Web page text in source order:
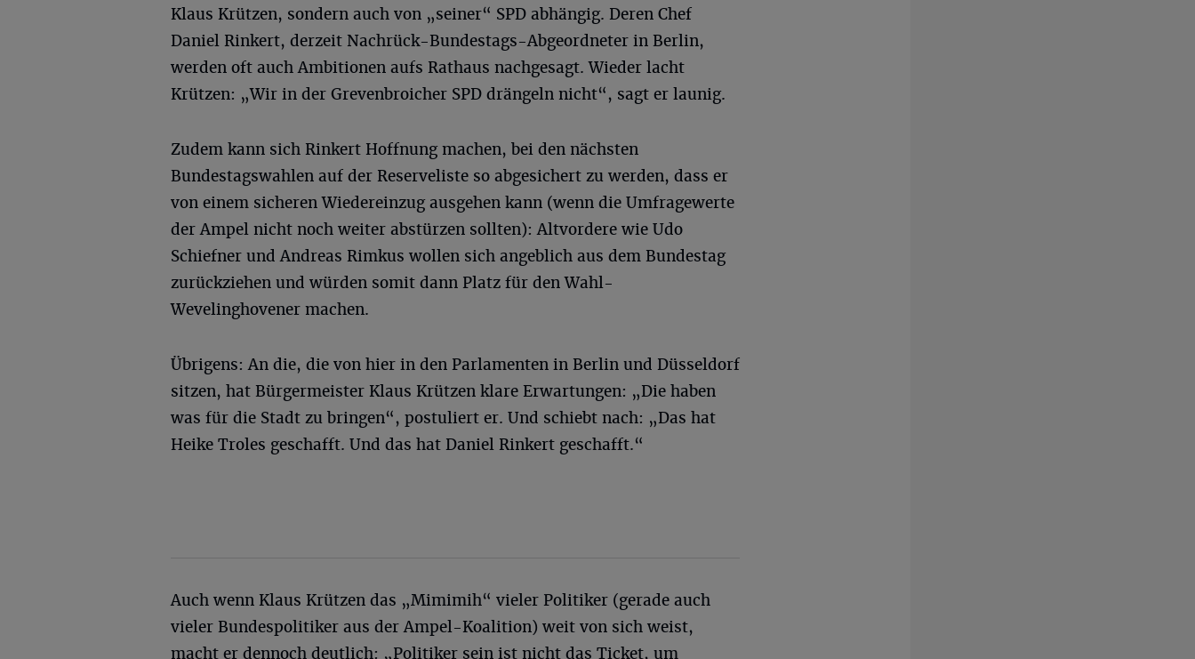
Klaus Krützen, sondern auch von „seiner“ SPD abhängig. Deren Chef
Daniel Rinkert, derzeit Nachrück-Bundestags-Abgeordneter in Berlin,
werden oft auch Ambitionen aufs Rathaus nachgesagt. Wieder lacht
Krützen: „Wir in der Grevenbroicher SPD drängeln nicht“, sagt er launig.
Zudem kann sich Rinkert Hoffnung machen, bei den nächsten
Bundestagswahlen auf der Reserveliste so abgesichert zu werden, dass er
von einem sicheren Wiedereinzug ausgehen kann (wenn die Umfragewerte
der Ampel nicht noch weiter abstürzen sollten): Altvordere wie Udo
Schiefner und Andreas Rimkus wollen sich angeblich aus dem Bundestag
zurückziehen und würden somit dann Platz für den Wahl-
Wevelinghovener machen.
Übrigens: An die, die von hier in den Parlamenten in Berlin und Düsseldorf
sitzen, hat Bürgermeister Klaus Krützen klare Erwartungen: „Die haben
was für die Stadt zu bringen“, postuliert er. Und schiebt nach: „Das hat
Heike Troles geschafft. Und das hat Daniel Rinkert geschafft.“
Auch wenn Klaus Krützen das „Mimimih“ vieler Politiker (gerade auch
vieler Bundespolitiker aus der Ampel-Koalition) weit von sich weist,
macht er dennoch deutlich: „Politiker sein ist nicht das Ticket, um